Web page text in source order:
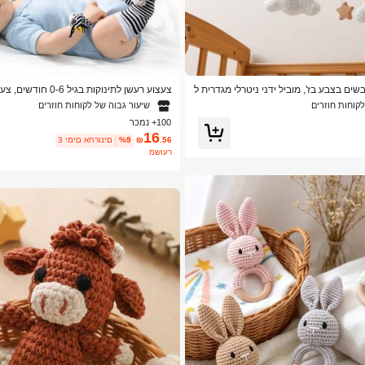
בצבע בז', מוביל ידני ניטרלי מגדרית ל
ביותר לילדים לחג המולד ויום ההו
חוזרים
צעצוע רעשן לתינוקות
לתינוקות, צעצוע שחור ולבן לתינוקות, גרבי
תנה לתינוקות בנים ובנות בגיל 0-12 חודשים
שיעור גבוה של לקוחות חוזרים
100+ נמכר
₪16 .56
%9
3 ימים אחרונים
משוער